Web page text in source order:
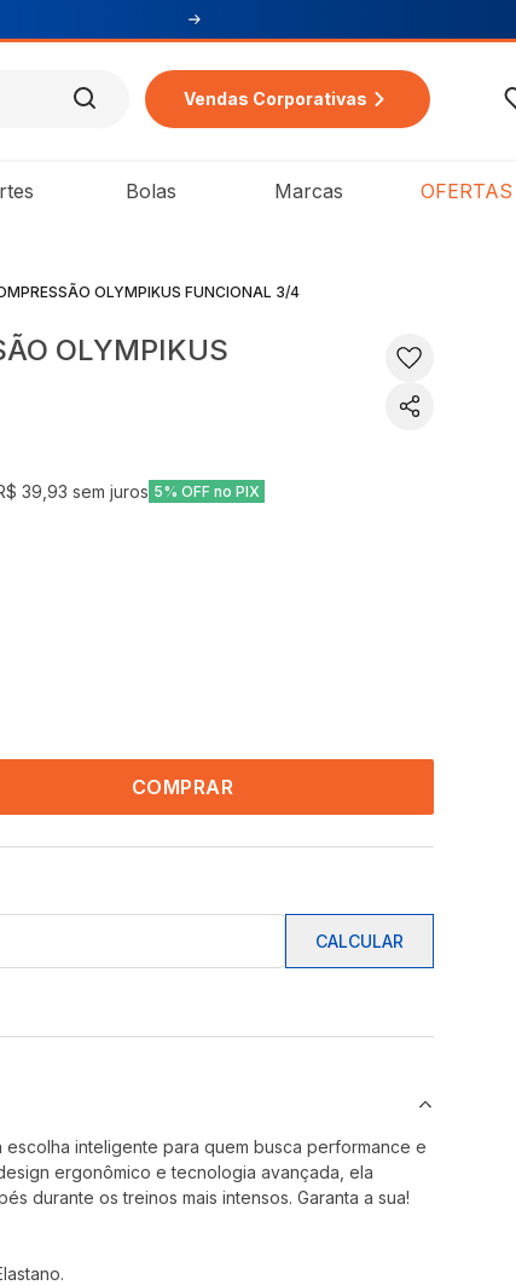
Vendas Corporativas
Bolas Marcas OFERTAS
OLYMPIKUS FUNCIONAL 3/4
OLYMPIKUS
39,93 sem juros 5% OFF no PIX
COMPRAR
CALCULAR
escolha inteligente para quem busca performance e
ergonômico e tecnologia avançada, ela
durante os treinos mais intensos. Garanta a sua!